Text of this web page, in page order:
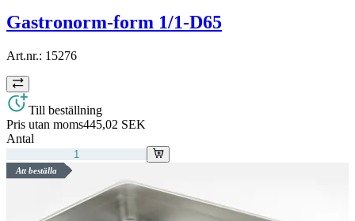
Gastronorm-form 1/1-D65
Art.nr.: 15276
Till beställning
Pris utan moms445,02 SEK
Antal
Att beställa